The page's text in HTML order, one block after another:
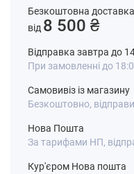
Безкоштовна доставка
від 8 500 ₴
Відправка завтра до
При замовленні до
Самовивіз із магазину
Безкоштовно,
Нова Пошта
За тарифами НП,
Кур'єром Нова пошта